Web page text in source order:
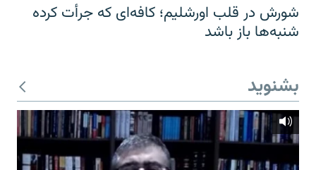
شورش در قلب اورشلیم؛ کافه‌ای که جرأت کرده
شنبه‌ها باز باشد
بشنوید